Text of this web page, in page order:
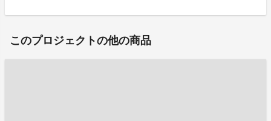
このプロジェクトの他の商品